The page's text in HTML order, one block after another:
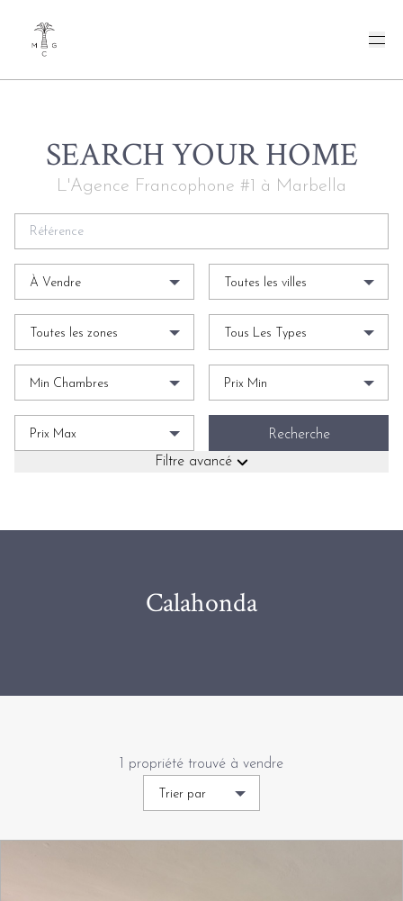
SEARCH YOUR HOME
L'Agence Francophone #1 à Marbella
À Vendre Toutes les villes
Toutes les zones Tous Les Types
Min Chambres Prix Min
Prix Max
Recherche
Filtre avancé
Calahonda
1 propriété trouvé à vendre
Trier par